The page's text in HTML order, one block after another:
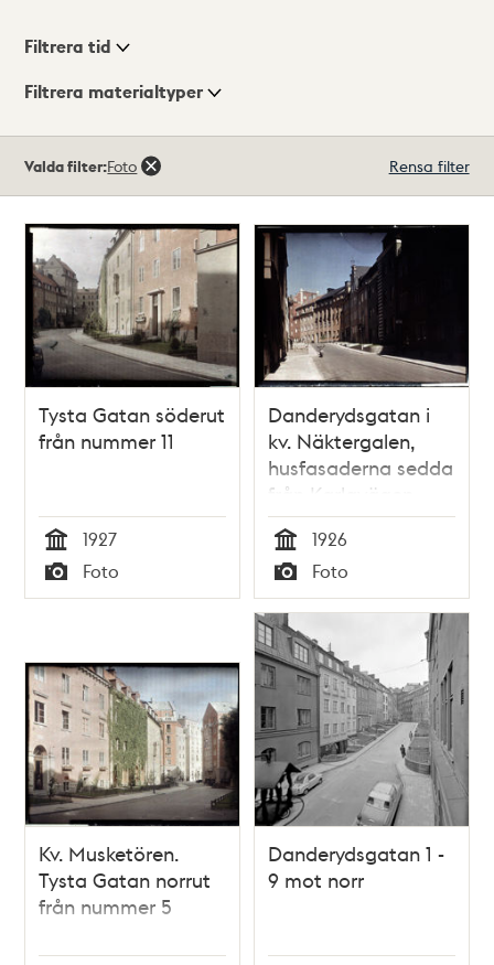
Visningsläge
Filtrera tid
Filtrera materialtyper
träffar
Valda filter:Foto Rensa filter
Tysta Gatan söderut
från nummer 11
Tid
1927
Typ
Foto
Danderydsgatan i
kv. Näktergalen,
husfasaderna sedda
från Karlavägen
Tid
1926
Typ
Foto
Kv. Musketören.
Tysta Gatan norrut
från nummer 5
Danderydsgatan 1 -
9 mot norr